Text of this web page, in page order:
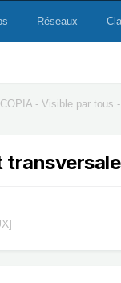
Réseaux
- Visible par tous -